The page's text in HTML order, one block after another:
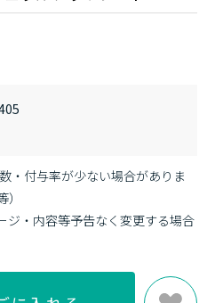
・付与率が少ない場合がありま
・内容等予告なく変更する場合